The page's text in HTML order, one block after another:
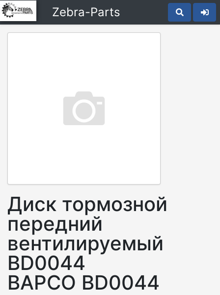
Zebra-Parts
Диск тормозной
передний
вентилируемый
BD0044
BAPCO BD0044